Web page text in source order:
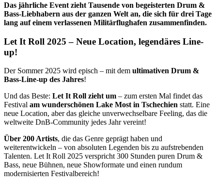
Das jährliche Event zieht Tausende von begeisterten Drum &
Bass-Liebhabern aus der ganzen Welt an, die sich für drei Tage
lang auf einem verlassenen Militärflughafen zusammenfinden.
Let It Roll 2025 – Neue Location, legendäres Line-
up!
Der Sommer 2025 wird episch – mit dem ultimativen Drum &
Bass-Line-up des Jahres!
Und das Beste: Let It Roll zieht um – zum ersten Mal findet das
Festival am wunderschönen Lake Most in Tschechien statt. Eine
neue Location, aber das gleiche unverwechselbare Feeling, das die
weltweite DnB-Community jedes Jahr vereint!
Über 200 Artists, die das Genre geprägt haben und
weiterentwickeln – von absoluten Legenden bis zu aufstrebenden
Talenten. Let It Roll 2025 verspricht 300 Stunden puren Drum &
Bass, neue Bühnen, neue Showformate und einen rundum
modernisierten Festivalbereich!